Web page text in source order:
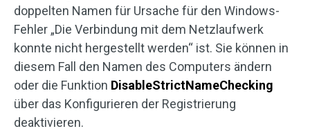
doppelten Namen für Ursache für den Windows-
Fehler „Die Verbindung mit dem Netzlaufwerk
konnte nicht hergestellt werden“ ist. Sie können in
diesem Fall den Namen des Computers ändern
oder die Funktion DisableStrictNameChecking
über das Konfigurieren der Registrierung
deaktivieren.